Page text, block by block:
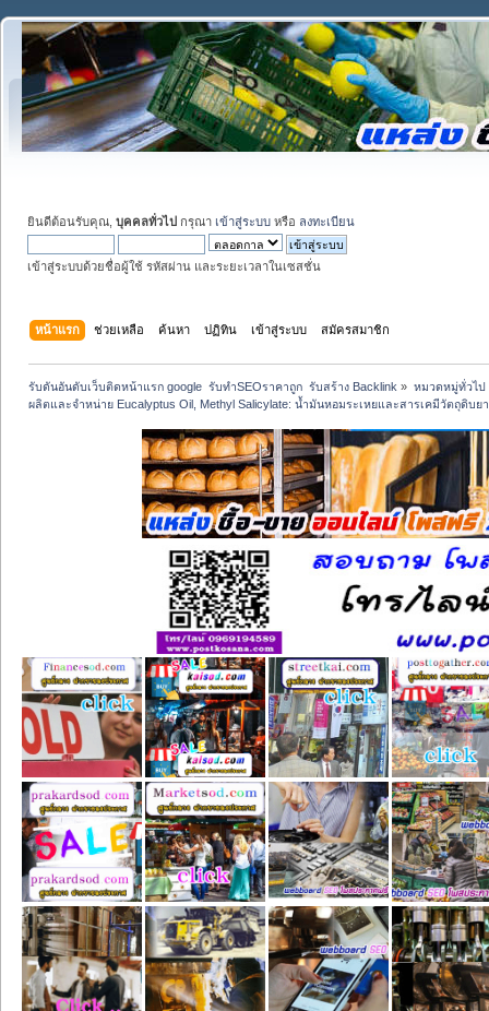
ยินดีต้อนรับคุณ, บุคคลทั่วไป กรุณา เข้าสู่ระบบ หรือ ลงทะเบียน
เข้าสู่ระบบด้วยชื่อผู้ใช้ รหัสผ่าน และระยะเวลาในเซสชั่น
หน้าแรก ช่วยเหลือ ค้นหา ปฏิทิน เข้าสู่ระบบ สมัครสมาชิก
รับดันอันดับเว็บติดหน้าแรก google  รับทำSEOราคาถูก  รับสร้าง Backlink » หมวดหมู่ทั่วไป
ผลิตและจำหน่าย Eucalyptus Oil, Methyl Salicylate: น้ำมันหอมระเหยและสารเคมีวัตถุดิบยา